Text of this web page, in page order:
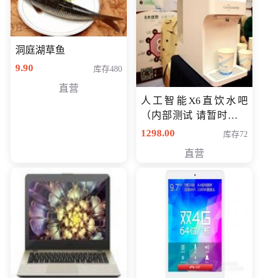
洞庭湖草鱼
9.90
库存480
直营
人工智能X6直饮水吧
（内部测试 请暂时不要
购买）
1298.00 库存72
直营